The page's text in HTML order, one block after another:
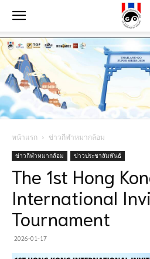
หน้าแรก ข่าวกีฬาหมากล้อม
ข่าวกีฬาหมากล้อม ข่าวประชาสัมพันธ์
The 1st Hong
International
Tournament
2026-01-17